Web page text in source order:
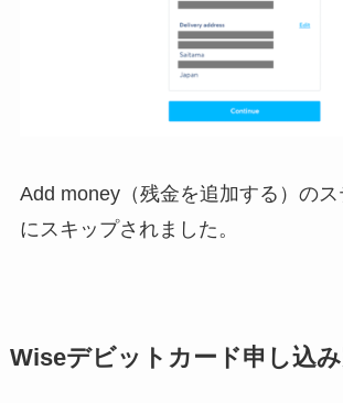
Add money（残金を追加する）の
にスキップされました。
Wiseデビットカード申し込